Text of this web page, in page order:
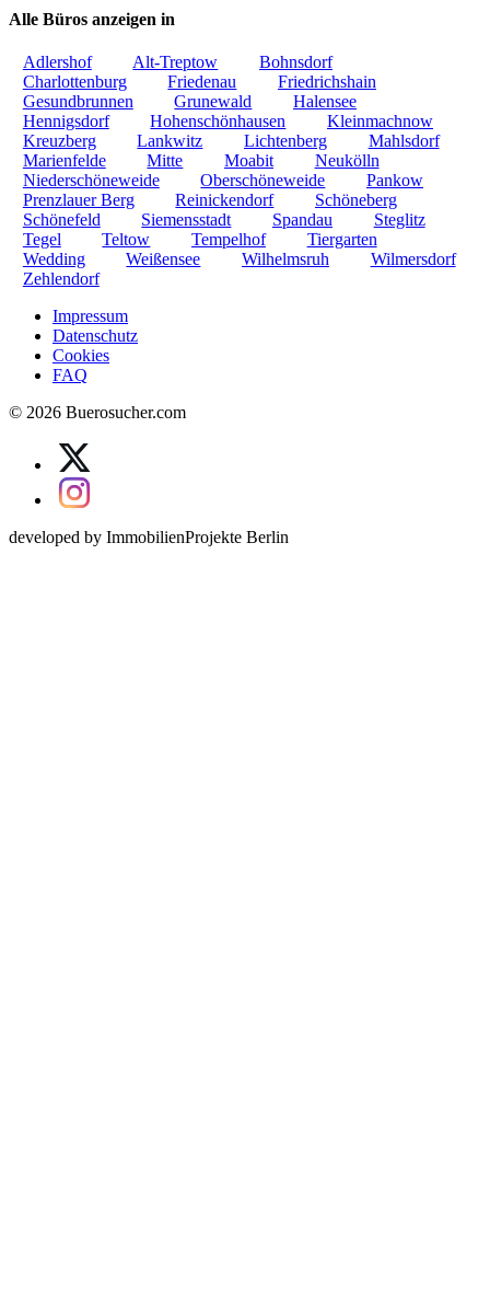
Alle Büros anzeigen in
Adlershof Alt-Treptow
Bohnsdorf
Charlottenburg
Friedenau
Friedrichshain
Gesundbrunnen
Grunewald
Halensee
Hennigsdorf
Hohenschönhausen
Kleinmachnow
Kreuzberg
Lankwitz Lichtenberg
Mahlsdorf
Marienfelde
Mitte Moabit
Neukölln
Niederschöneweide
Oberschöneweide
Pankow
Prenzlauer Berg
Reinickendorf
Schöneberg
Schönefeld
Siemensstadt Spandau
Steglitz
Tegel
Teltow Tempelhof
Tiergarten
Wedding
Weißensee Wilhelmsruh
Wilmersdorf
Zehlendorf
Impressum
Datenschutz
Cookies
FAQ
© 2026 Buerosucher.com
developed by ImmobilienProjekte Berlin